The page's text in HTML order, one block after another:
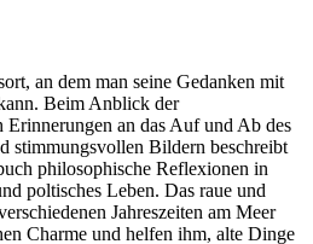
an dem man seine Gedanken mit
Beim Anblick der
an das Auf und Ab des
stimmungsvollen Bildern beschreibt
philosophische Reflexionen in
poltisches Leben. Das raue und
Jahreszeiten am Meer
Charme und helfen ihm, alte Dinge